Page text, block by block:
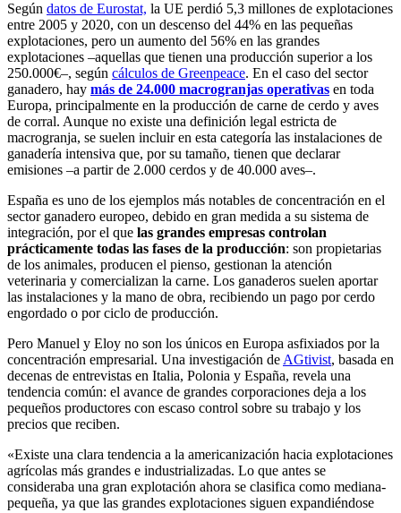
Según datos de Eurostat, la UE perdió 5,3 millones de explotaciones
entre 2005 y 2020, con un descenso del 44% en las pequeñas
explotaciones, pero un aumento del 56% en las grandes
explotaciones –aquellas que tienen una producción superior a los
250.000€–, según cálculos de Greenpeace. En el caso del sector
ganadero, hay más de 24.000 macrogranjas operativas en toda
Europa, principalmente en la producción de carne de cerdo y aves
de corral. Aunque no existe una definición legal estricta de
macrogranja, se suelen incluir en esta categoría las instalaciones de
ganadería intensiva que, por su tamaño, tienen que declarar
emisiones –a partir de 2.000 cerdos y de 40.000 aves–.
España es uno de los ejemplos más notables de concentración en el
sector ganadero europeo, debido en gran medida a su sistema de
integración, por el que las grandes empresas controlan
prácticamente todas las fases de la producción: son propietarias
de los animales, producen el pienso, gestionan la atención
veterinaria y comercializan la carne. Los ganaderos suelen aportar
las instalaciones y la mano de obra, recibiendo un pago por cerdo
engordado o por ciclo de producción.
Pero Manuel y Eloy no son los únicos en Europa asfixiados por la
concentración empresarial. Una investigación de AGtivist, basada en
decenas de entrevistas en Italia, Polonia y España, revela una
tendencia común: el avance de grandes corporaciones deja a los
pequeños productores con escaso control sobre su trabajo y los
precios que reciben.
«Existe una clara tendencia a la americanización hacia explotaciones
agrícolas más grandes e industrializadas. Lo que antes se
consideraba una gran explotación ahora se clasifica como mediana-
pequeña, ya que las grandes explotaciones siguen expandiéndose